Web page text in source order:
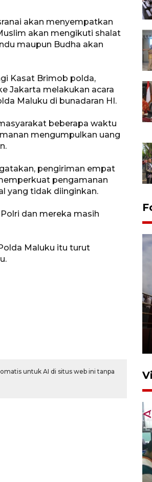
akan menyempatkan
akan mengikuti shalat
maupun Budha akan
Kasat Brimob polda,
Jakarta melakukan acara
Maluku di bunadaran HI.
beberapa waktu
mengumpulkan uang
pengiriman empat
pengamanan
yang tidak diinginkan.
dan mereka masih
Maluku itu turut
untuk AI di situs web ini tanpa
ajak semua pihak buka